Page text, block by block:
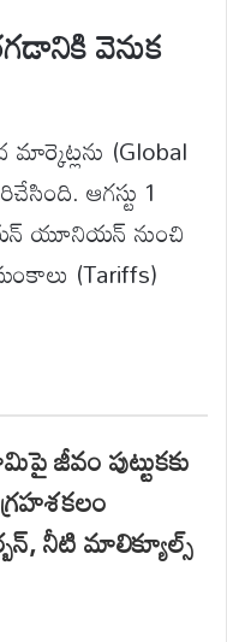
వెనుక
మార్కెట్లను (Global
ఆగస్టు 1
యూనియన్ నుంచి
(Tariffs)
జీవం పుట్టుకకు
నీటి మాలిక్యూల్స్‌